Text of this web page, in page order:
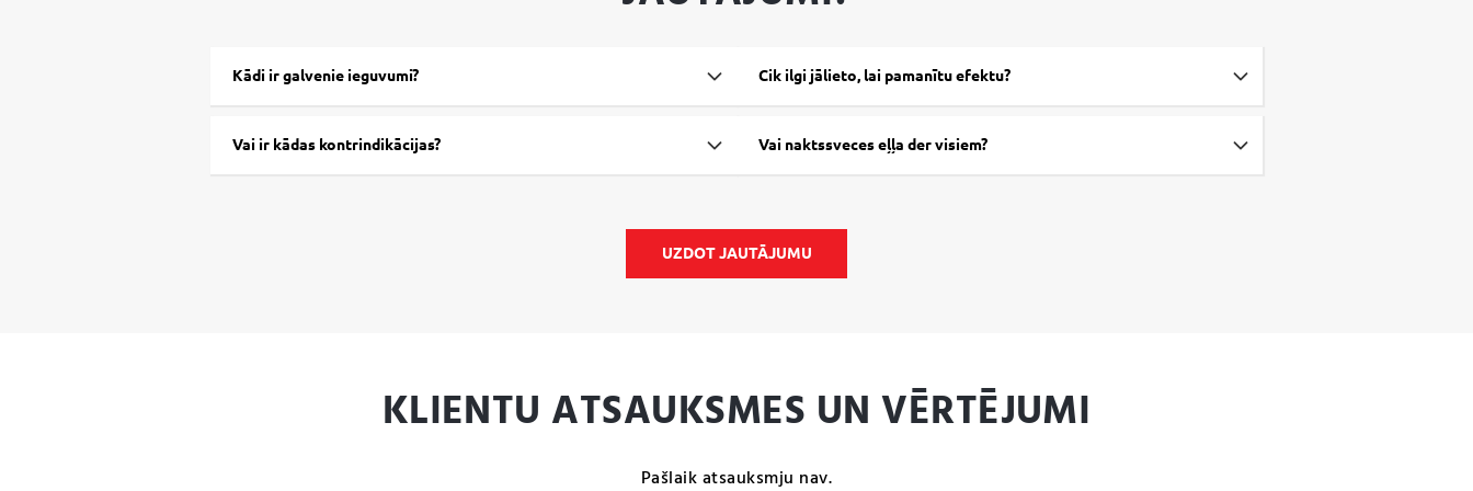
Kādi ir galvenie ieguvumi?
Vai ir kādas kontrindikācijas?
Cik ilgi jālieto, lai pamanītu efektu?
Vai naktssveces eļļa der visiem?
UZDOT JAUTĀJUMU
KLIENTU ATSAUKSMES UN VĒRTĒJUMI
Pašlaik atsauksmju nav.